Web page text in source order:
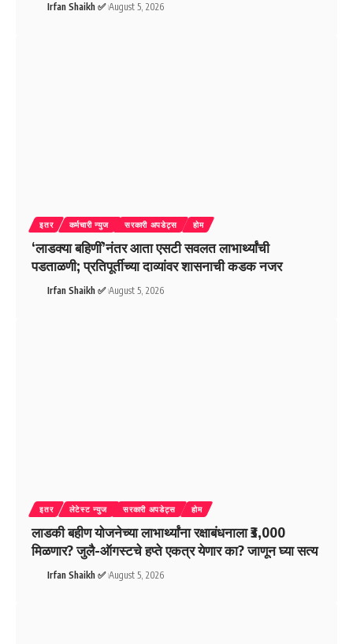
Irfan Shaikh ✅ August 5, 2026
इतर कर्मचारी न्युज सरकारी अपडेट्स होम
‘लाडक्या बहिणीं’नंतर आता एसटी सवलत लाभार्थ्यांची
पडताळणी; प्रतिपूर्तीच्या दाव्यांवर शासनाची कडक नजर
Irfan Shaikh ✅ August 5, 2026
इतर लेटेस्ट न्युज सरकारी अपडेट्स होम
लाडकी बहीण योजनेच्या लाभार्थ्यांना रक्षाबंधनाला ₹3,000
मिळणार? जुलै-ऑगस्टचे हप्ते एकत्र येणार का? जाणून घ्या सत्य
Irfan Shaikh ✅ August 5, 2026